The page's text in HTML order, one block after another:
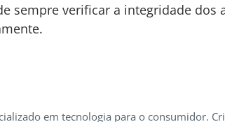
sempre verificar a integridade dos
em tecnologia para o consumidor.